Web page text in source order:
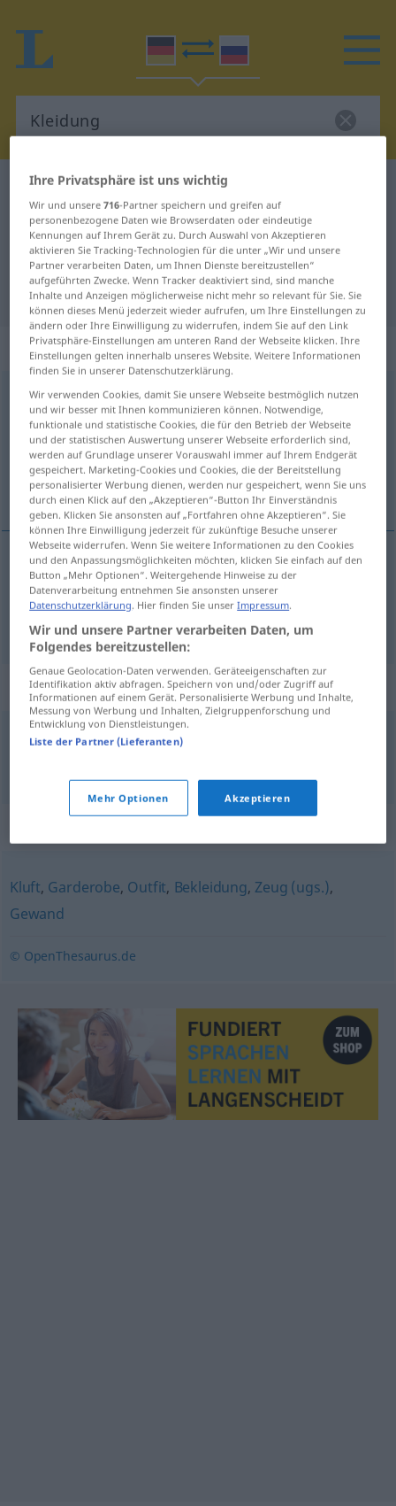
Deutsch-Russisch Wörterbuch
Deutsch-Russisch Übersetzung für
"Kleidung"
"Kleidung" Russisch Übersetzung
„Kleidung“: feminin
Kleidungf
Übersicht aller Übersetzungen
(Für mehr Details die Übersetzung anklicken/antippen)
одежда, платье
одежда Kleidung
платье ,-ьев GENPL Kleidung Oberbekleidung a
Beispielsätze für "Kleidung"
sportliche Kleidung
Kluft, Garderobe, Outfit, Bekleidung, Zeug (ugs.),
Gewand
© OpenThesaurus.de
Ihre Privatsphäre ist uns wichtig
Wir und unsere716-Partner speichern und greifen auf
personenbezogene Daten wie Browserdaten oder eindeutige
Kennungen auf Ihrem Gerät zu. Durch Auswahl von Akzeptieren
aktivieren Sie Tracking-Technologien für die unter „Wir und unsere
Partner verarbeiten Daten, um Ihnen Dienste bereitzustellen“
aufgeführten Zwecke. Wenn Tracker deaktiviert sind, sind manche
Inhalte und Anzeigen möglicherweise nicht mehr so relevant für Sie. Sie
können dieses Menü jederzeit wieder aufrufen, um Ihre Einstellungen zu
ändern oder Ihre Einwilligung zu widerrufen, indem Sie auf den Link
Privatsphäre-Einstellungen am unteren Rand der Webseite klicken. Ihre
Einstellungen gelten innerhalb unseres Website. Weitere Informationen
finden Sie in unserer Datenschutzerklärung.
Wir verwenden Cookies, damit Sie unsere Webseite bestmöglich nutzen
und wir besser mit Ihnen kommunizieren können. Notwendige,
funktionale und statistische Cookies, die für den Betrieb der Webseite
und der statistischen Auswertung unserer Webseite erforderlich sind,
werden auf Grundlage unserer Vorauswahl immer auf Ihrem Endgerät
gespeichert. Marketing-Cookies und Cookies, die der Bereitstellung
personalisierter Werbung dienen, werden nur gespeichert, wenn Sie uns
durch einen Klick auf den „Akzeptieren“-Button Ihr Einverständnis
geben. Klicken Sie ansonsten auf „Fortfahren ohne Akzeptieren“. Sie
können Ihre Einwilligung jederzeit für zukünftige Besuche unserer
Webseite widerrufen. Wenn Sie weitere Informationen zu den Cookies
und den Anpassungsmöglichkeiten möchten, klicken Sie einfach auf den
Button „Mehr Optionen“. Weitergehende Hinweise zu der
Datenverarbeitung entnehmen Sie ansonsten unserer
Datenschutzerklärung. Hier finden Sie unserImpressum.
Wir und unsere Partner verarbeiten Daten, um
Folgendes bereitzustellen:
Genaue Geolocation-Daten verwenden. Geräteeigenschaften zur
Identifikation aktiv abfragen. Speichern von und/oder Zugriff auf
Informationen auf einem Gerät. Personalisierte Werbung und Inhalte,
Messung von Werbung und Inhalten, Zielgruppenforschung und
Entwicklung von Dienstleistungen.
Liste der Partner (Lieferanten)
Mehr Optionen Akzeptieren